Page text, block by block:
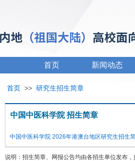
首页 新闻动态
首页 >> 研究生招生简章
中国中医科学院 招生简章
中国中医科学院 2026年港澳台地区研究生招生
说明：招生简章、网报公告均由各招生单位发布